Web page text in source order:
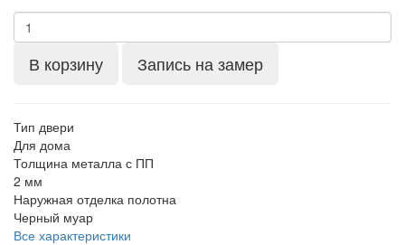
В корзину Запись на замер
Тип двери
Для дома
Толщина металла с ПП
2 мм
Наружная отделка полотна
Черный муар
Все характеристики